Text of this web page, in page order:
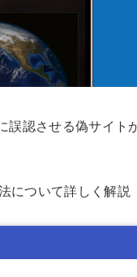
誤認させる偽サイト
について詳しく解説